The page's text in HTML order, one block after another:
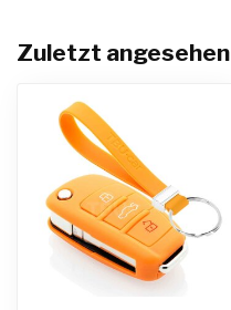
Zuletzt angesehen